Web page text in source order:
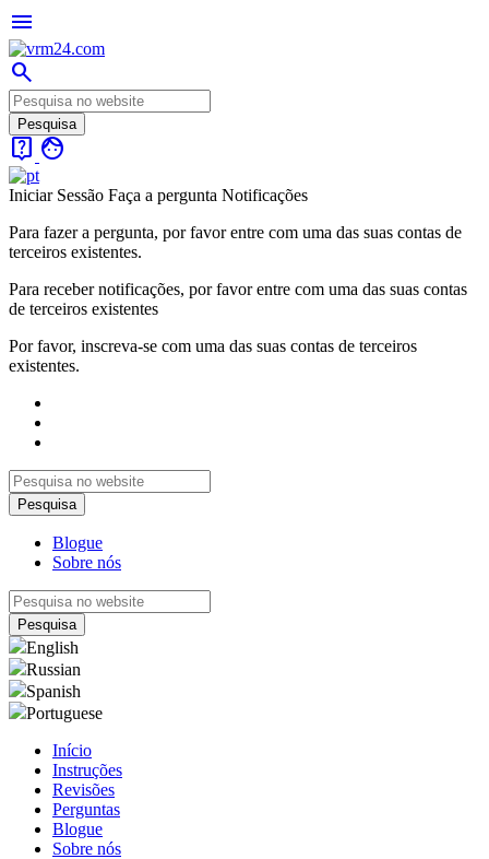
menu
search
live_help face
Iniciar Sessão Faça a pergunta Notificações
Para fazer a pergunta, por favor entre com uma das suas contas de
terceiros existentes.
Para receber notificações, por favor entre com uma das suas contas
de terceiros existentes
Por favor, inscreva-se com uma das suas contas de terceiros
existentes.
Blogue
Sobre nós
English
Russian
Spanish
Portuguese
Início
Instruções
Revisões
Perguntas
Blogue
Sobre nós